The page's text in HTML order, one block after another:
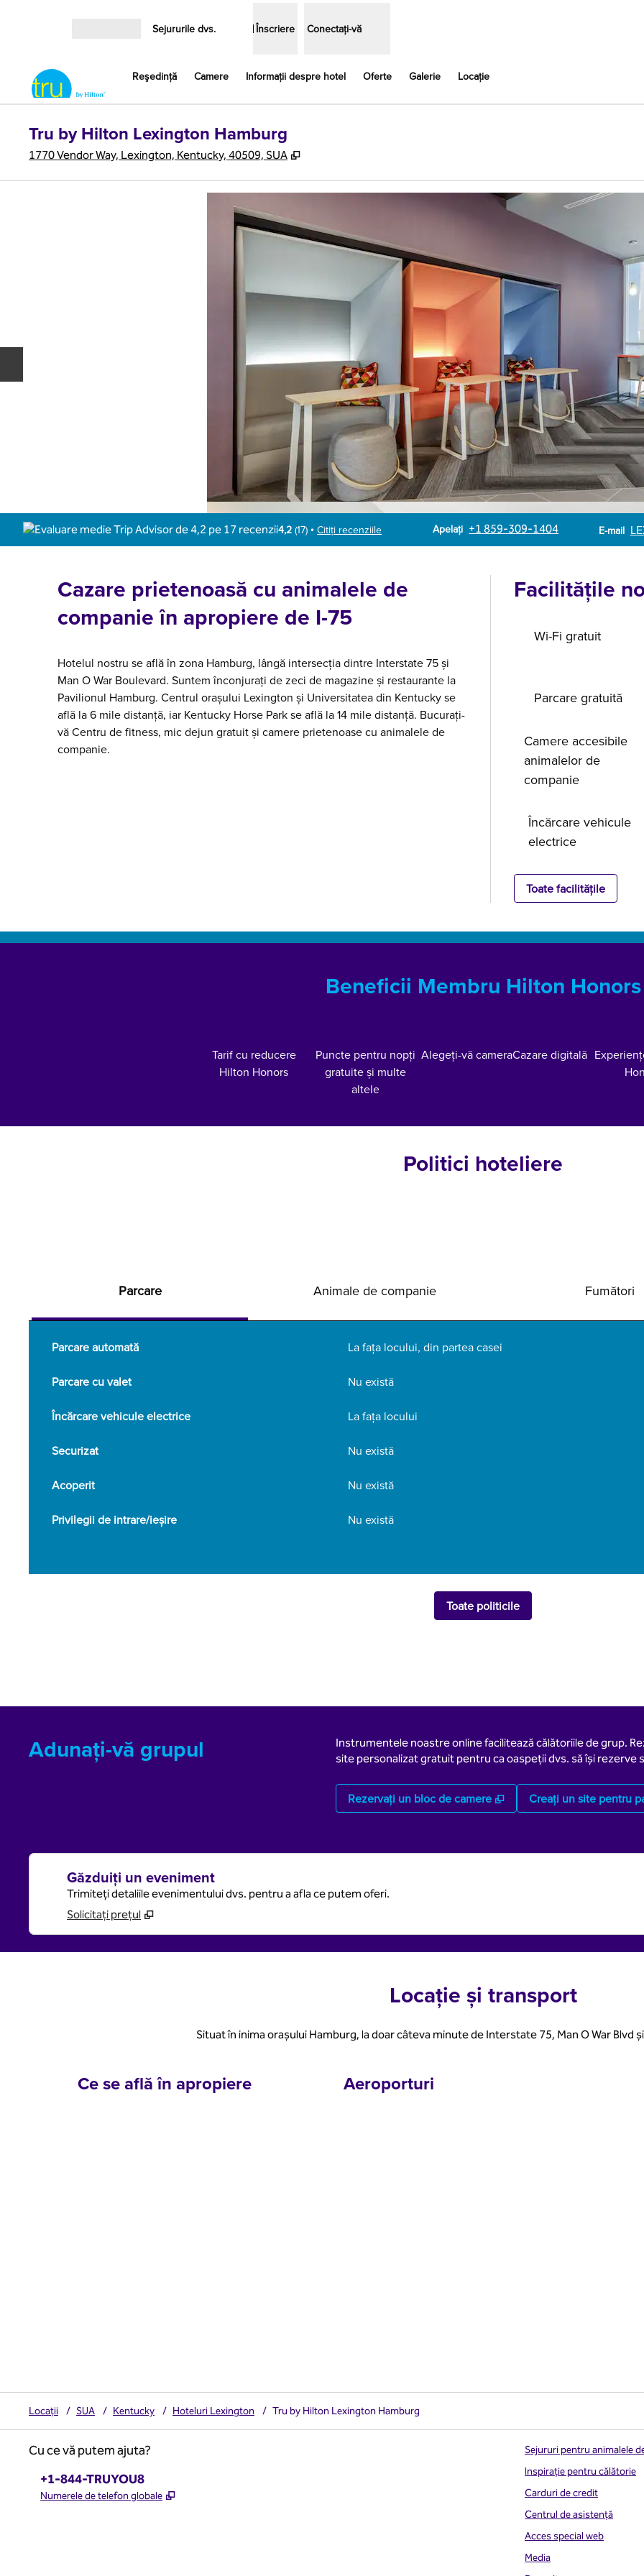
Sejururile dvs. Înscriere Conectați-vă
Reşedinţă Camere Informații despre hotel Oferte Galerie Locaţie
Tru by Hilton Lexington Hamburg
1770 Vendor Way, Lexington, Kentucky, 40509, SUA ,
4,2 (17) • Citiți recenziile Apelați
Apel +1 859-309-1404 E-mail
Email
Cazare prietenoasă cu animalele de
companie în apropiere de I-75
Hotelul nostru se află în zona Hamburg, lângă intersecția dintre Interstate 75 și
Man O War Boulevard. Suntem înconjurați de zeci de magazine și restaurante la
Pavilionul Hamburg. Centrul orașului Lexington și Universitatea din Kentucky se
află la 6 mile distanță, iar Kentucky Horse Park se află la 14 mile distanță. Bucurați-
vă Centru de fitness, mic dejun gratuit și camere prietenoase cu animalele de
companie.
Facilităţile
Wi-Fi gratuit
Parcare gratuită
Camere accesibile
animalelor de
companie
Încărcare vehicule
electrice
Toate facilitățile
Beneficii Membru Hilton Honors
Tarif cu reducere
Hilton Honors
Puncte pentru nopți
gratuite și multe
altele
Alegeți-vă cameraCazare digitală
Politici hoteliere
Parcare Animale de companie Fumători
Parcare automată La fața locului, din partea casei
Parcare cu valet Nu există
Încărcare vehicule electrice La fața locului
Securizat Nu există
Acoperit Nu există
Privilegii de intrare/ieșire Nu există
Toate politicile
Adunați-vă grupul
Instrumentele noastre online facilitează călătoriile de grup.
site personalizat gratuit pentru ca oaspeții dvs. să își rezerve
Rezervați un bloc de camere , Deschide o filă nouă
Creați un site pentru
Găzduiți un eveniment
Trimiteți detaliile evenimentului dvs. pentru a afla ce putem oferi.
Solicitați prețul
Locație și transport
Situat în inima orașului Hamburg, la doar câteva minute de Interstate 75, Man O War Blvd
Ce se află în apropiere Aeroporturi
Locații / SUA / Kentucky / Hoteluri Lexington / Tru by Hilton Lexington Hamburg
Cu ce vă putem ajuta?
Telefon:
+1-844-TRUYOU8
Numerele de telefon globale ,
Sejururi pentru animalele
Inspirație pentru călătorie
Carduri de credit
Centrul de asistență
Acces special web
Media